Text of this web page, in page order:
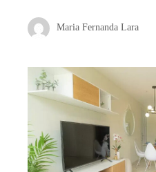
Maria Fernanda Lara